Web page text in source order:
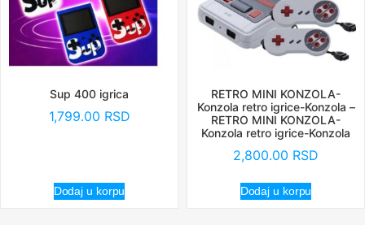
Sup 400 igrica
1,799.00 RSD
Dodaj u korpu
RETRO MINI KONZOLA-
Konzola retro igrice-Konzola –
RETRO MINI KONZOLA-
Konzola retro igrice-Konzola
2,800.00 RSD
Dodaj u korpu